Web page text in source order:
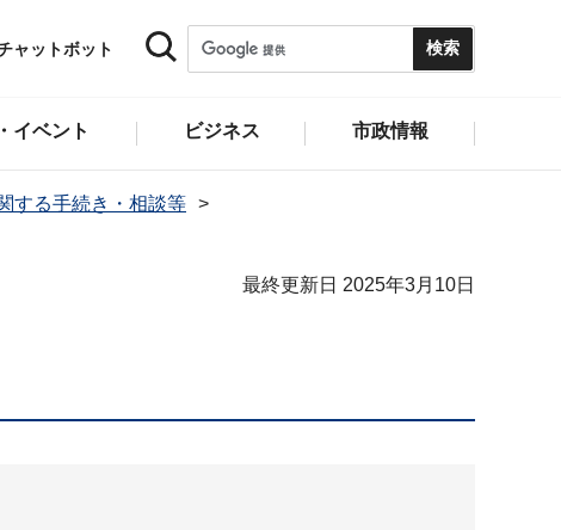
ャットボット
イベント ビジネス 市政情報
する手続き・相談等
最終更新日 2025年3月10日